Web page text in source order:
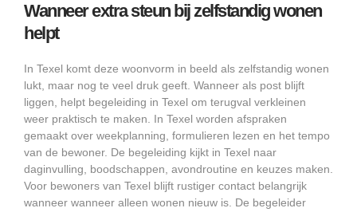
Wanneer extra steun bij zelfstandig wonen
helpt
In Texel komt deze woonvorm in beeld als zelfstandig wonen
lukt, maar nog te veel druk geeft. Wanneer als post blijft
liggen, helpt begeleiding in Texel om terugval verkleinen
weer praktisch te maken. In Texel worden afspraken
gemaakt over weekplanning, formulieren lezen en het tempo
van de bewoner. De begeleiding kijkt in Texel naar
daginvulling, boodschappen, avondroutine en keuzes maken.
Voor bewoners van Texel blijft rustiger contact belangrijk
wanneer wanneer alleen wonen nieuw is. De begeleider